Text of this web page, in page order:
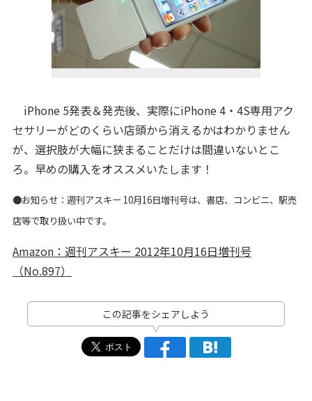
iPhone 5発表＆発売後、実際にiPhone 4・4S専用アク
セサリーがどのくらい店頭から消えるかはわかりません
が、選択肢が大幅に狭まることだけは間違いないとこ
ろ。早めの購入をオススメいたします！
●お知らせ：週刊アスキー 10月16日増刊号は、書店、コンビニ、駅売
店等で取り扱い中です。
Amazon：週刊アスキー 2012年10月16日増刊号
（No.897）
この記事をシェアしよう